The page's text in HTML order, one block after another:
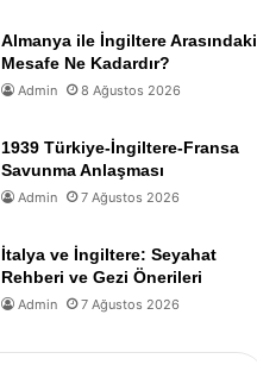
Almanya ile İngiltere Arasındaki
Mesafe Ne Kadardır?
Admin 8 Ağustos 2026
1939 Türkiye-İngiltere-Fransa
Savunma Anlaşması
Admin 7 Ağustos 2026
İtalya ve İngiltere: Seyahat
Rehberi ve Gezi Önerileri
Admin 7 Ağustos 2026